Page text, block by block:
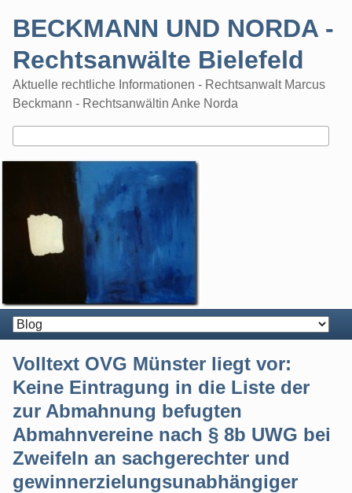
BECKMANN UND NORDA -
Rechtsanwälte Bielefeld
Aktuelle rechtliche Informationen - Rechtsanwalt Marcus
Beckmann - Rechtsanwältin Anke Norda
Volltext OVG Münster liegt vor:
Keine Eintragung in die Liste der
zur Abmahnung befugten
Abmahnvereine nach § 8b UWG bei
Zweifeln an sachgerechter und
gewinnerzielungsunabhängiger